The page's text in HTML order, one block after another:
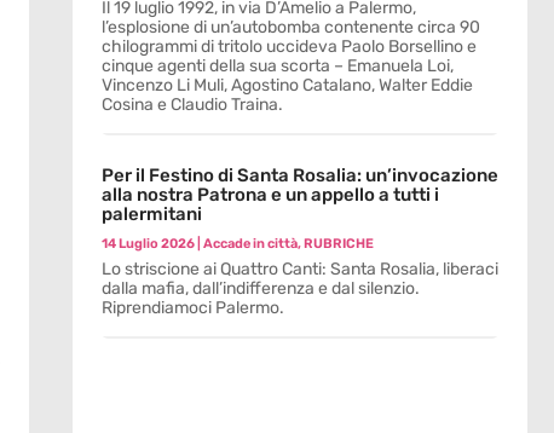
Il 19 luglio 1992, in via D’Amelio a Palermo,
l’esplosione di un’autobomba contenente circa 90
chilogrammi di tritolo uccideva Paolo Borsellino e
cinque agenti della sua scorta – Emanuela Loi,
Vincenzo Li Muli, Agostino Catalano, Walter Eddie
Cosina e Claudio Traina.
Per il Festino di Santa Rosalia: un’invocazione
alla nostra Patrona e un appello a tutti i
palermitani
14 Luglio 2026| Accade in città, RUBRICHE
Lo striscione ai Quattro Canti: Santa Rosalia, liberaci
dalla mafia, dall’indifferenza e dal silenzio.
Riprendiamoci Palermo.